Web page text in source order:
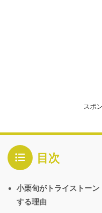
スポ
目次
小栗旬がトライストー
する理由